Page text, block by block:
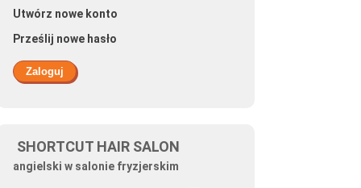
Utwórz nowe konto
Prześlij nowe hasło
SHORTCUT HAIR SALON
angielski w salonie fryzjerskim